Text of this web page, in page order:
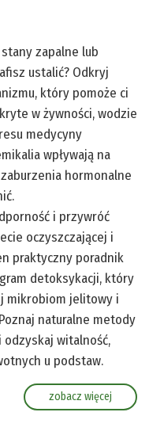
zapalne lub
ustalić? Odkryj
który pomoże ci
w żywności, wodzie
medycyny
wpływają na
hormonalne
i przywróć
oczyszczającej i
praktyczny poradnik
detoksykacji, który
mikrobiom jelitowy i
naturalne metody
odzyskaj witalność,
u podstaw.
zobacz więcej